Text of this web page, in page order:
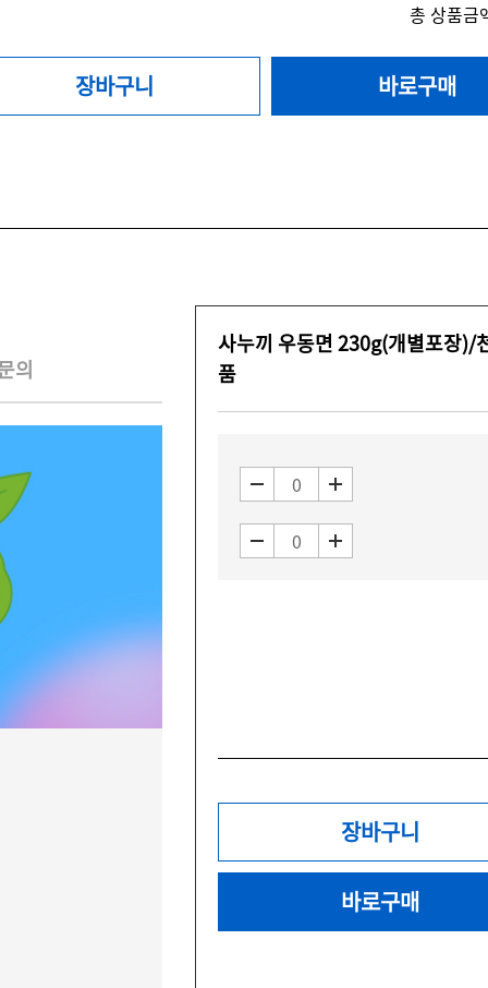
총 상품금
장바구니 바로구매
의
사누끼 우동면 230g(개별포장)­­­/
품
장바구니
바로구매